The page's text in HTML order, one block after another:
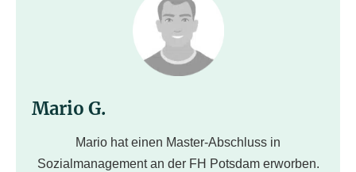
Mario G.
Mario hat einen Master-Abschluss in
Sozialmanagement an der FH Potsdam erworben.